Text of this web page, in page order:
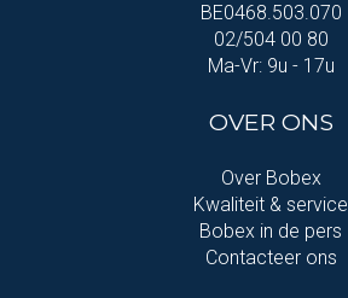
BE0468.503.070
02/504 00 80
Ma-Vr: 9u - 17u
OVER ONS
Over Bobex
Kwaliteit & service
Bobex in de pers
Contacteer ons